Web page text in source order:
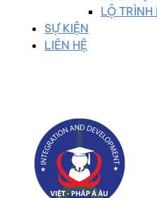
LỘ
SỰ KIỆN
LIÊN HỆ